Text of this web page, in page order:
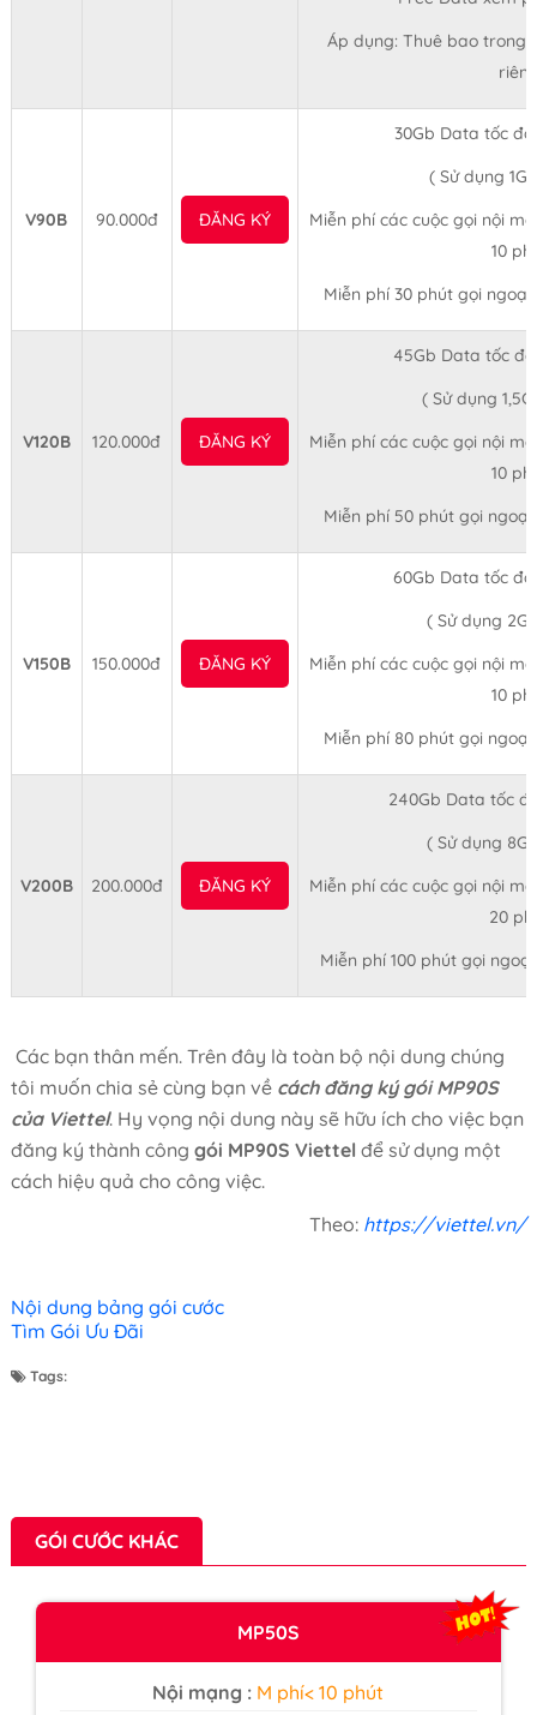
Áp dụng: Thuê bao trong
V90B 90.000đ ĐĂNG KÝ
30Gb Data tốc
( Sử dụng
Miễn phí các cuộc gọi nội
10
Miễn phí 30 phút gọi
V120B 120.000đ ĐĂNG KÝ
45Gb Data tốc
( Sử dụng
Miễn phí các cuộc gọi nội
10
Miễn phí 50 phút gọi
V150B 150.000đ ĐĂNG KÝ
60Gb Data tốc
( Sử dụng
Miễn phí các cuộc gọi nội
10
Miễn phí 80 phút gọi
V200B 200.000đ ĐĂNG KÝ
240Gb Data tốc
( Sử dụng
Miễn phí các cuộc gọi nội
20
Miễn phí 100 phút gọi
Các bạn thân mến. Trên đây là toàn bộ nội dung chúng
tôi muốn chia sẻ cùng bạn về cách đăng ký gói MP90S
của Viettel. Hy vọng nội dung này sẽ hữu ích cho việc bạn
đăng ký thành công gói MP90S Viettel để sử dụng một
cách hiệu quả cho công việc.
Theo: https://viettel.vn/
Nội dung bảng gói cước
Tìm Gói Ưu Đãi
Tags:
GÓI CƯỚC KHÁC
MP50S
Nội mạng : M phí< 10 phút